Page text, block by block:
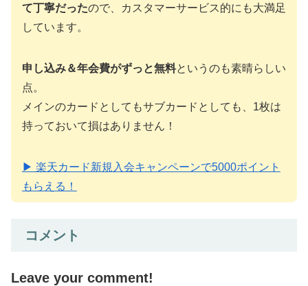
て丁寧だったので、カスタマーサービス的にも大満足
しています。
申し込み＆年会費がずっと無料というのも素晴らしい
点。
メインのカードとしてもサブカードとしても、1枚は
持っておいて損はありません！
▶ 楽天カード新規入会キャンペーンで5000ポイント
もらえる！
コメント
Leave your comment!